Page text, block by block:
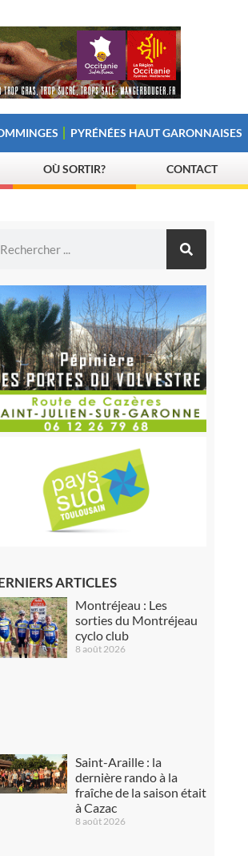
PYRÉNÉES HAUT GARONNAISES
OÙ SORTIR? CONTACT
ARTICLES
Montréjeau : Les
sorties du Montréjeau
cyclo club
8 août 2026
Saint-Araille : la
dernière rando à la
fraîche de la saison était
à Cazac
8 août 2026